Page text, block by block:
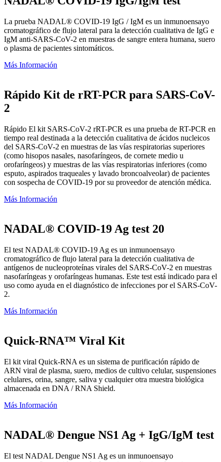
La prueba NADAL® COVID-19 IgG / IgM es un inmunoensayo
cromatográfico de flujo lateral para la detección cualitativa de IgG e
IgM anti-SARS-CoV-2 en muestras de sangre entera humana, suero
o plasma de pacientes sintomáticos.
Más Información
Rápido Kit de rRT-PCR para SARS-CoV-
2
Rápido El kit SARS-CoV-2 rRT-PCR es una prueba de RT-PCR en
tiempo real destinada a la detección cualitativa de ácidos nucleicos
del SARS-CoV-2 en muestras de las vías respiratorias superiores
(como hisopos nasales, nasofaríngeos, de cornete medio u
orofaríngeos) y muestras de las vías respiratorias inferiores (como
esputo, aspirados traqueales y lavado broncoalveolar) de pacientes
con sospecha de COVID-19 por su proveedor de atención médica.
Más Información
NADAL® COVID-19 Ag test 20
El test NADAL® COVID-19 Ag es un inmunoensayo
cromatográfico de flujo lateral para la detección cualitativa de
antígenos de nucleoproteínas virales del SARS-CoV-2 en muestras
nasofaríngeas y orofaríngeas humanas. Este test está indicado para el
uso como ayuda en el diagnóstico de infecciones por el SARS-CoV-
2.
Más Información
Quick-RNA™ Viral Kit
El kit viral Quick-RNA es un sistema de purificación rápido de
ARN viral de plasma, suero, medios de cultivo celular, suspensiones
celulares, orina, sangre, saliva y cualquier otra muestra biológica
almacenada en DNA / RNA Shield.
Más Información
NADAL® Dengue NS1 Ag + IgG/IgM test
El test NADAL Dengue NS1 Ag es un inmunoensayo